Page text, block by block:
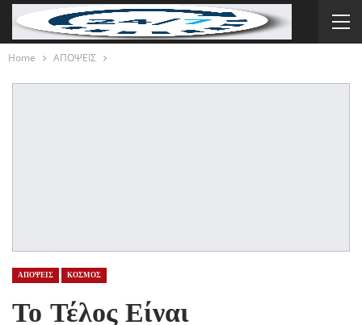
Home ΑΠΟΨΕΙΣ
ΑΠΟΨΕΙΣ ΚΟΣΜΟΣ
Το Τέλος Είναι